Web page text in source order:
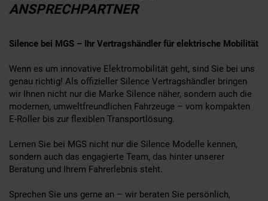
ANSPRECHPARTNER
Silence bei MGS – Ihr Vertragshändler für elektrische Mobilität
Wenn es um innovative Elektromobilität geht, sind Sie bei uns
genau richtig! Als offizieller Silence Vertragshändler bringen
wir Ihnen nicht nur die Marke Silence näher, sondern auch die
modernen, umweltfreundlichen Fahrzeuge – vom kompakten
E-Roller bis zur flexiblen Transportlösung.
Lernen Sie bei MGS nicht nur die Silence Modelle kennen,
sondern auch das engagierte Team, das hinter unserer
Beratung und Ihrem Fahrerlebnis steht.
Sprechen Sie uns gerne an – wir beraten Sie persönlich,